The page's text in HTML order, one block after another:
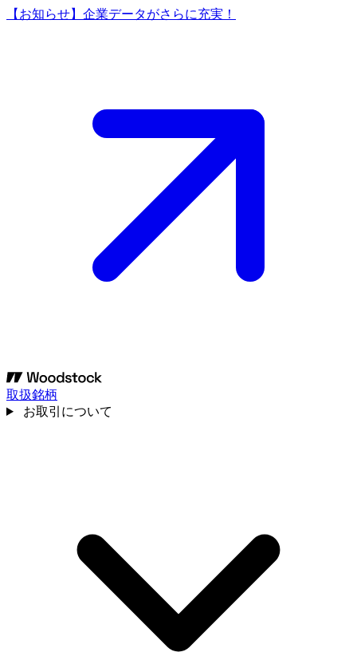
【お知らせ】企業データがさらに充実！
取扱銘柄
お取引について